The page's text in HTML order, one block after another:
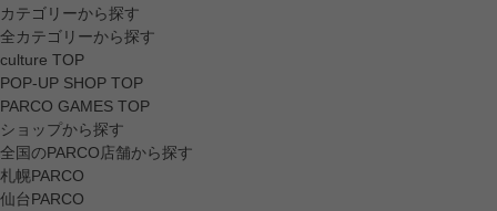
カテゴリーから探す
全カテゴリーから探す
culture TOP
POP-UP SHOP TOP
PARCO GAMES TOP
ショップから探す
全国のPARCO店舗から探す
札幌PARCO
仙台PARCO